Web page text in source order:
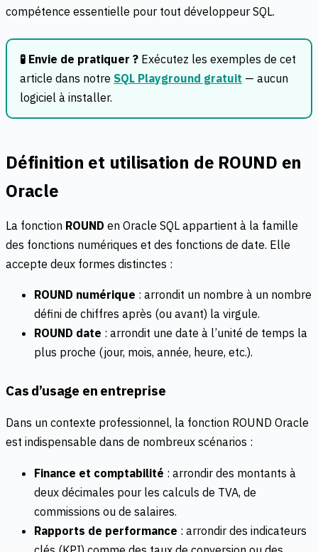
compétence essentielle pour tout développeur SQL.
🧪 Envie de pratiquer ? Exécutez les exemples de cet
article dans notre SQL Playground gratuit — aucun
logiciel à installer.
Définition et utilisation de ROUND en
Oracle
La fonction ROUND en Oracle SQL appartient à la famille
des fonctions numériques et des fonctions de date. Elle
accepte deux formes distinctes :
ROUND numérique : arrondit un nombre à un nombre
défini de chiffres après (ou avant) la virgule.
ROUND date : arrondit une date à l’unité de temps la
plus proche (jour, mois, année, heure, etc.).
Cas d’usage en entreprise
Dans un contexte professionnel, la fonction ROUND Oracle
est indispensable dans de nombreux scénarios :
Finance et comptabilité : arrondir des montants à
deux décimales pour les calculs de TVA, de
commissions ou de salaires.
Rapports de performance : arrondir des indicateurs